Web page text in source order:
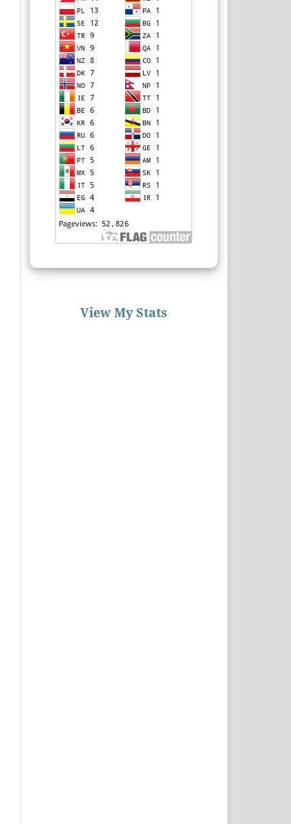
View My Stats